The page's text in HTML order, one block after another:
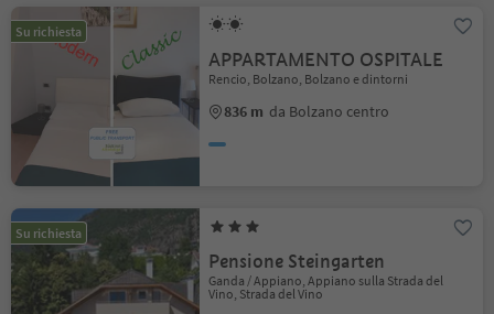
Su richiesta
APPARTAMENTO OSPITALE
Rencio, Bolzano, Bolzano e dintorni
836 m da Bolzano centro
Su richiesta
Pensione Steingarten
Ganda / Appiano, Appiano sulla Strada del
Vino, Strada del Vino